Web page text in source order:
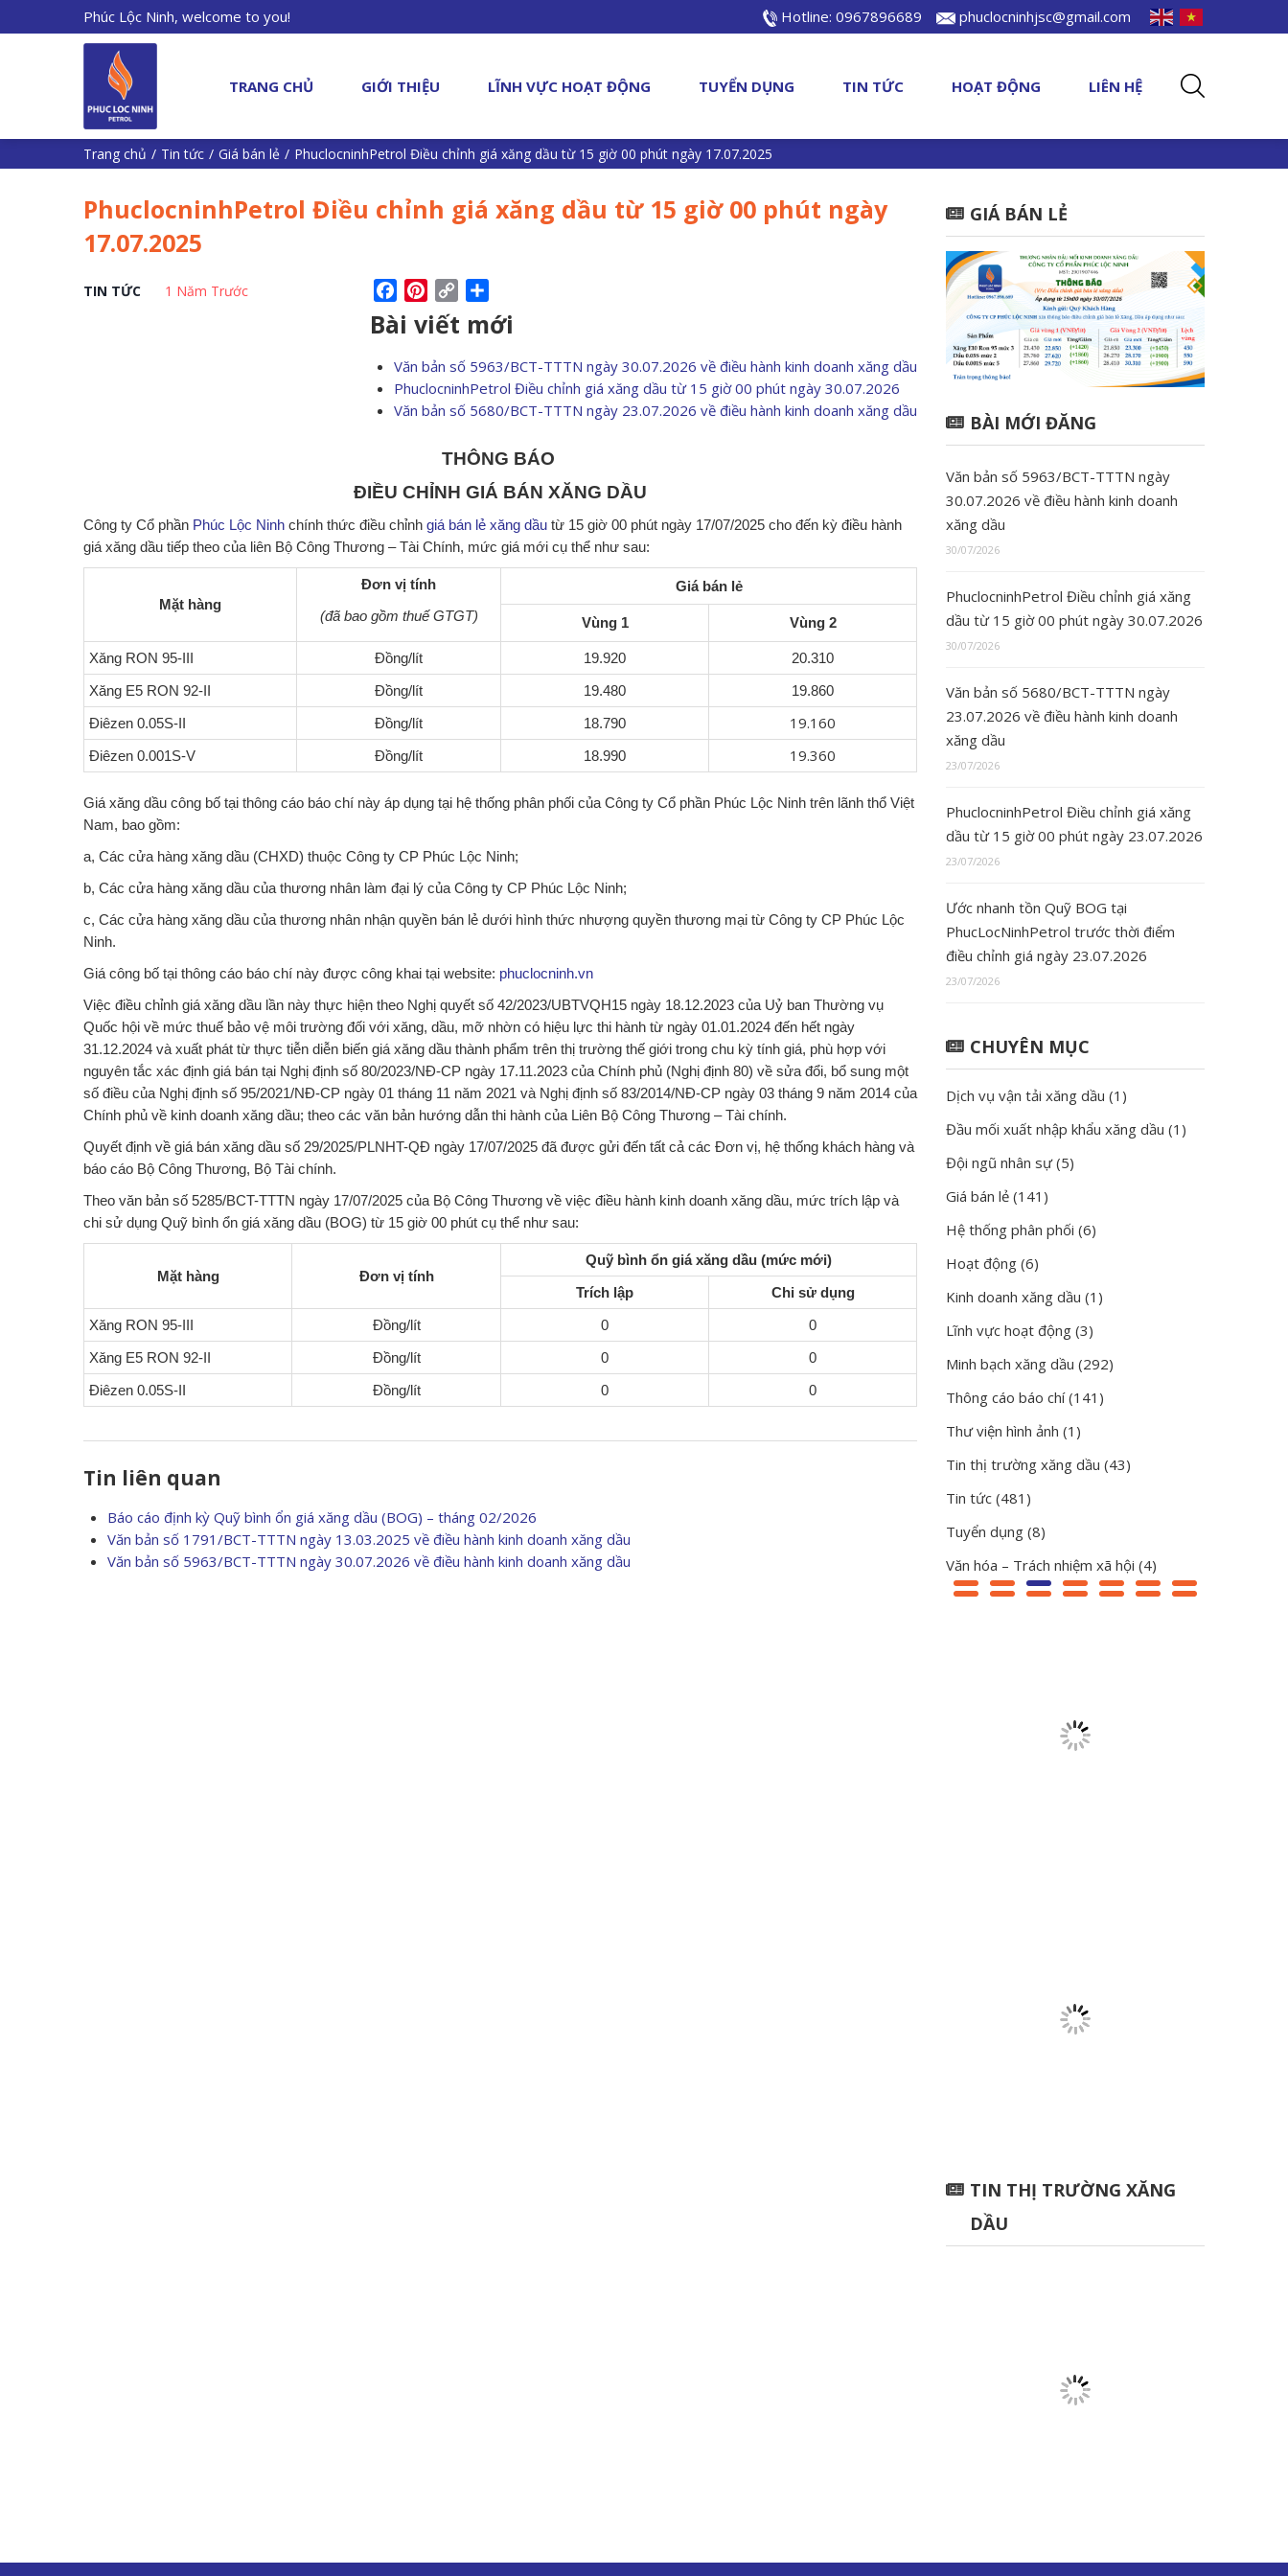
Phúc Lộc Ninh, welcome to you! Hotline: 0967896689 phuclocninhjsc@gmail.com
TRANG CHỦ GIỚI THIỆU LĨNH VỰC HOẠT ĐỘNG TUYỂN DỤNG TIN TỨC HOẠT ĐỘNG LIÊN HỆ
Trang chủ / Tin tức / Giá bán lẻ / PhuclocninhPetrol Điều chỉnh giá xăng dầu từ 15 giờ 00 phút ngày 17.07.2025
PhuclocninhPetrol Điều chỉnh giá xăng dầu từ 15 giờ 00 phút ngày
17.07.2025
TIN TỨC 1 Năm Trước FacebookPinterest
Copy
Bài viết mới
Văn bản số 5963/BCT-TTTN ngày 30.07.2026 về điều hành kinh doanh xăng dầu
PhuclocninhPetrol Điều chỉnh giá xăng dầu từ 15 giờ 00 phút ngày 30.07.2026
Văn bản số 5680/BCT-TTTN ngày 23.07.2026 về điều hành kinh doanh xăng dầu
THÔNG BÁO
ĐIỀU CHỈNH GIÁ BÁN XĂNG DẦU
Công ty Cổ phần Phúc Lộc Ninh chính thức điều chỉnh giá bán lẻ xăng dầu từ 15 giờ 00 phút ngày 17/07/2025 cho đến kỳ điều hành
giá xăng dầu tiếp theo của liên Bộ Công Thương – Tài Chính, mức giá mới cụ thể như sau:
Mặt hàng
Đơn vị tính
(đã bao gồm thuế GTGT)
Giá bán lẻ
Vùng 1 Vùng 2
Xăng RON 95-III Đồng/lít 19.920
20.310
Xăng E5 RON 92-II
Đồng/lít 19.480
19.860
Điêzen 0.05S-II
Đồng/lít 18.790 19.160
Điêzen 0.001S-V Đồng/lít 18.990 19.360
Giá xăng dầu công bố tại thông cáo báo chí này áp dụng tại hệ thống phân phối của Công ty Cổ phần Phúc Lộc Ninh trên lãnh thổ Việt
Nam, bao gồm:
a, Các cửa hàng xăng dầu (CHXD) thuộc Công ty CP Phúc Lộc Ninh;
b, Các cửa hàng xăng dầu của thương nhân làm đại lý của Công ty CP Phúc Lộc Ninh;
c, Các cửa hàng xăng dầu của thương nhân nhận quyền bán lẻ dưới hình thức nhượng quyền thương mại từ Công ty CP Phúc Lộc
Ninh.
Giá công bố tại thông cáo báo chí này được công khai tại website: phuclocninh.vn
Việc điều chỉnh giá xăng dầu lần này thực hiện theo Nghị quyết số 42/2023/UBTVQH15 ngày 18.12.2023 của Uỷ ban Thường vụ
Quốc hội về mức thuế bảo vệ môi trường đối với xăng, dầu, mỡ nhờn có hiệu lực thi hành từ ngày 01.01.2024 đến hết ngày
31.12.2024 và xuất phát từ thực tiễn diễn biến giá xăng dầu thành phẩm trên thị trường thế giới trong chu kỳ tính giá, phù hợp với
nguyên tắc xác định giá bán tại Nghị định số 80/2023/NĐ-CP ngày 17.11.2023 của Chính phủ (Nghị định 80) về sửa đổi, bổ sung một
số điều của Nghị định số 95/2021/NĐ-CP ngày 01 tháng 11 năm 2021 và Nghị định số 83/2014/NĐ-CP ngày 03 tháng 9 năm 2014 của
Chính phủ về kinh doanh xăng dầu; theo các văn bản hướng dẫn thi hành của Liên Bộ Công Thương – Tài chính.
Quyết định về giá bán xăng dầu số 29/2025/PLNHT-QĐ ngày 17/07/2025 đã được gửi đến tất cả các Đơn vị, hệ thống khách hàng và
báo cáo Bộ Công Thương, Bộ Tài chính.
Theo văn bản số 5285/BCT-TTTN ngày 17/07/2025 của Bộ Công Thương về việc điều hành kinh doanh xăng dầu, mức trích lập và
chi sử dụng Quỹ bình ổn giá xăng dầu (BOG) từ 15 giờ 00 phút cụ thể như sau:
Mặt hàng Đơn vị tính
Quỹ bình ổn giá xăng dầu (mức mới)
Trích lập
Chi sử dụng
Xăng RON 95-III
Đồng/lít 0
0
Xăng E5 RON 92-II
Đồng/lít 0
0
Điêzen 0.05S-II
Đồng/lít 0 0
Tin liên quan
Báo cáo định kỳ Quỹ bình ổn giá xăng dầu (BOG) – tháng 02/2026
Văn bản số 1791/BCT-TTTN ngày 13.03.2025 về điều hành kinh doanh xăng dầu
Văn bản số 5963/BCT-TTTN ngày 30.07.2026 về điều hành kinh doanh xăng dầu
GIÁ BÁN LẺ
BÀI MỚI ĐĂNG
Văn bản số 5963/BCT-TTTN ngày
30.07.2026 về điều hành kinh doanh
xăng dầu
30/07/2026
PhuclocninhPetrol Điều chỉnh giá xăng
dầu từ 15 giờ 00 phút ngày 30.07.2026
30/07/2026
Văn bản số 5680/BCT-TTTN ngày
23.07.2026 về điều hành kinh doanh
xăng dầu
23/07/2026
PhuclocninhPetrol Điều chỉnh giá xăng
dầu từ 15 giờ 00 phút ngày 23.07.2026
23/07/2026
Ước nhanh tồn Quỹ BOG tại
PhucLocNinhPetrol trước thời điểm
điều chỉnh giá ngày 23.07.2026
23/07/2026
CHUYÊN MỤC
Dịch vụ vận tải xăng dầu (1)
Đầu mối xuất nhập khẩu xăng dầu (1)
Đội ngũ nhân sự(5)
Giá bán lẻ (141)
Hệ thống phân phối (6)
Hoạt động (6)
Kinh doanh xăng dầu (1)
Lĩnh vực hoạt động (3)
Minh bạch xăng dầu (292)
Thông cáo báo chí(141)
Thư viện hình ảnh (1)
Tin thị trường xăng dầu (43)
Tin tức (481)
Tuyển dụng (8)
Văn hóa – Trách nhiệm xã hội (4)
TIN THỊ TRƯỜNG XĂNG
DẦU